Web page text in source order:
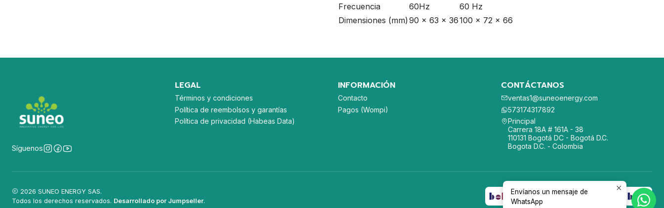
Frecuencia
60Hz
60 Hz
Dimensiones (mm)90 x 63 x 36100 x 72 x 66
Síguenos
LEGAL
Términos y condiciones
Política de reembolsos y garantías
Política de privacidad (Habeas Data)
INFORMACIÓN
Contacto
Pagos (Wompi)
CONTÁCTANOS
ventas1@suneoenergy.com
573174317892
Principal
Carrera 18A # 161A - 38
110131 Bogotá DC - Bogotá D.C.
Bogota D.C. - Colombia
2026 SUNEO ENERGY SAS.
Todos los derechos reservados. Desarrollado por Jumpseller.
Envíanos un mensaje de
WhatsApp